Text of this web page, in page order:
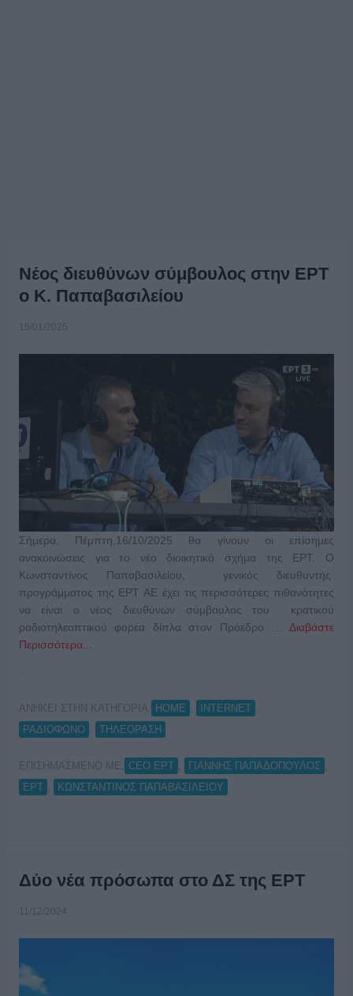
Νέος διευθύνων σύμβουλος στην ΕΡΤ
ο Κ. Παπαβασιλείου
15/01/2025
Σήμερα, Πέμπτη,16/10/2025 θα γίνουν οι επίσημες
ανακοινώσεις για το νέο διοικητικό σχήμα της ΕΡΤ. Ο
Κωνσταντίνος Παπαβασιλείου, γενικός διευθυντής
προγράμματος της ΕΡΤ ΑΕ έχει τις περισσότερες πιθανότητες
να είναι ο νέος διευθύνων σύμβουλος του κρατικού
ραδιοτηλεοπτικού φορέα δίπλα στον Πρόεδρο …Διαβάστε
Περισσότερα...
ΑΝΗΚΕΙ ΣΤΗΝ ΚΑΤΗΓΟΡΙΑ: HOME INTERNET
ΡΑΔΙΟΦΩΝΟ
ΤΗΛΕΟΡΑΣΗ
ΕΠΙΣΗΜΑΣΜΕΝΟ ΜΕ: CEO ΕΡΤ ΓΙΑΝΝΗΣ ΠΑΠΑΔΟΠΟΥΛΟΣ
ΕΡΤ
ΚΩΝΣΤΑΝΤΙΝΟΣ ΠΑΠΑΒΑΣΙΛΕΙΟΥ
Δύο νέα πρόσωπα στο ΔΣ της ΕΡΤ
11/12/2024